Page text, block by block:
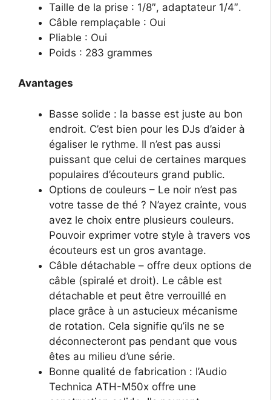
Taille de la prise : 1/8″, adaptateur 1/4″.
Câble remplaçable : Oui
Pliable : Oui
Poids : 283 grammes
Avantages
Basse solide : la basse est juste au bon
endroit. C’est bien pour les DJs d’aider à
égaliser le rythme. Il n’est pas aussi
puissant que celui de certaines marques
populaires d’écouteurs grand public.
Options de couleurs – Le noir n’est pas
votre tasse de thé ? N’ayez crainte, vous
avez le choix entre plusieurs couleurs.
Pouvoir exprimer votre style à travers vos
écouteurs est un gros avantage.
Câble détachable – offre deux options de
câble (spiralé et droit). Le câble est
détachable et peut être verrouillé en
place grâce à un astucieux mécanisme
de rotation. Cela signifie qu’ils ne se
déconnecteront pas pendant que vous
êtes au milieu d’une série.
Bonne qualité de fabrication : l’Audio
Technica ATH-M50x offre une